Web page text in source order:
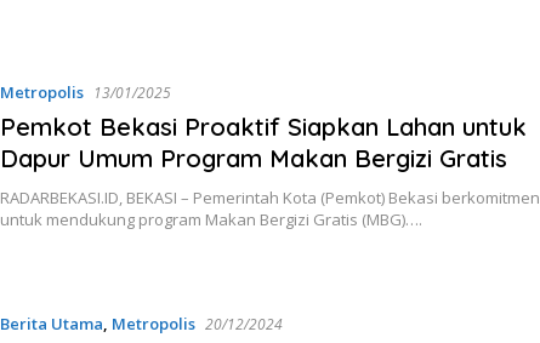
Metropolis 13/01/2025
Pemkot Bekasi Proaktif Siapkan Lahan untuk
Dapur Umum Program Makan Bergizi Gratis
RADARBEKASI.ID, BEKASI – Pemerintah Kota (Pemkot) Bekasi berkomitmen
untuk mendukung program Makan Bergizi Gratis (MBG)….
Berita Utama, Metropolis 20/12/2024